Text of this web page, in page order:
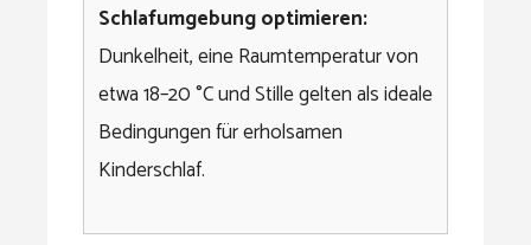
Schlafumgebung optimieren:
Dunkelheit, eine Raumtemperatur von
etwa 18–20 °C und Stille gelten als ideale
Bedingungen für erholsamen
Kinderschlaf.